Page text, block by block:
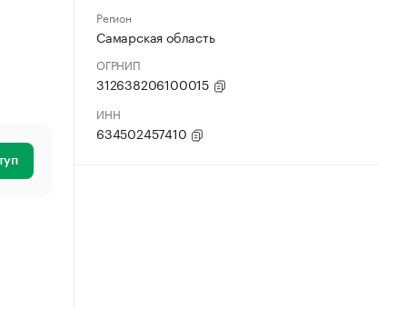
Регион
Самарская область
ОГРНИП
312638206100015
ИНН
634502457410